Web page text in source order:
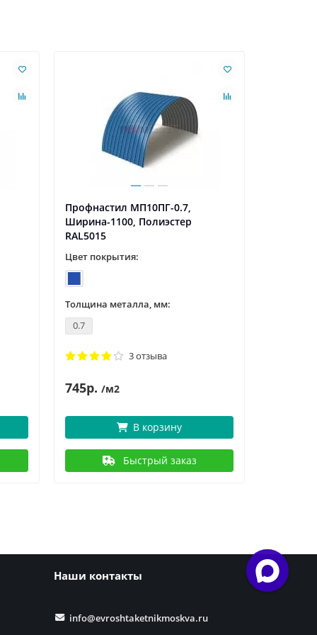
Профнастил МП10ПГ-0.7,
Ширина-1100, Полиэстер
RAL5015
Цвет покрытия:
Толщина металла, мм:
0.7
3 отзыва
745р. /м2
В корзину
Быстрый заказ
Наши контакты
info@evroshtaketnikmoskva.ru